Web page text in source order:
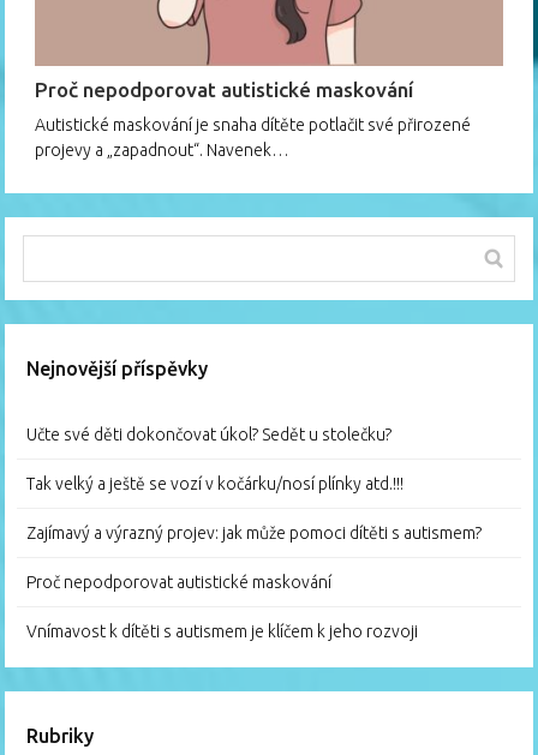
Proč nepodporovat autistické maskování
Autistické maskování je snaha dítěte potlačit své přirozené
projevy a „zapadnout“. Navenek…
Nejnovější příspěvky
Učte své děti dokončovat úkol? Sedět u stolečku?
Tak velký a ještě se vozí v kočárku/nosí plínky atd.!!!
Zajímavý a výrazný projev: jak může pomoci dítěti s autismem?
Proč nepodporovat autistické maskování
Vnímavost k dítěti s autismem je klíčem k jeho rozvoji
Rubriky